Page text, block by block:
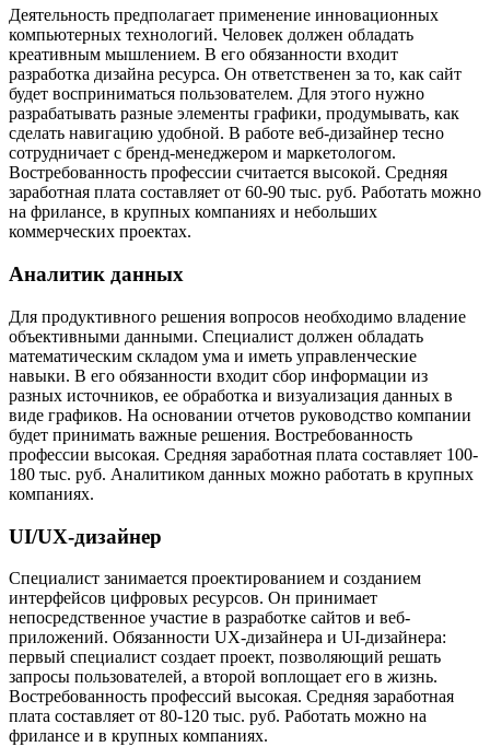
Деятельность предполагает применение инновационных
компьютерных технологий. Человек должен обладать
креативным мышлением. В его обязанности входит
разработка дизайна ресурса. Он ответственен за то, как сайт
будет восприниматься пользователем. Для этого нужно
разрабатывать разные элементы графики, продумывать, как
сделать навигацию удобной. В работе веб-дизайнер тесно
сотрудничает с бренд-менеджером и маркетологом.
Востребованность профессии считается высокой. Средняя
заработная плата составляет от 60-90 тыс. руб. Работать можно
на фрилансе, в крупных компаниях и небольших
коммерческих проектах.
Аналитик данных
Для продуктивного решения вопросов необходимо владение
объективными данными. Специалист должен обладать
математическим складом ума и иметь управленческие
навыки. В его обязанности входит сбор информации из
разных источников, ее обработка и визуализация данных в
виде графиков. На основании отчетов руководство компании
будет принимать важные решения. Востребованность
профессии высокая. Средняя заработная плата составляет 100-
180 тыс. руб. Аналитиком данных можно работать в крупных
компаниях.
UI/UX-дизайнер
Специалист занимается проектированием и созданием
интерфейсов цифровых ресурсов. Он принимает
непосредственное участие в разработке сайтов и веб-
приложений. Обязанности UX-дизайнера и UI-дизайнера:
первый специалист создает проект, позволяющий решать
запросы пользователей, а второй воплощает его в жизнь.
Востребованность профессий высокая. Средняя заработная
плата составляет от 80-120 тыс. руб. Работать можно на
фрилансе и в крупных компаниях.